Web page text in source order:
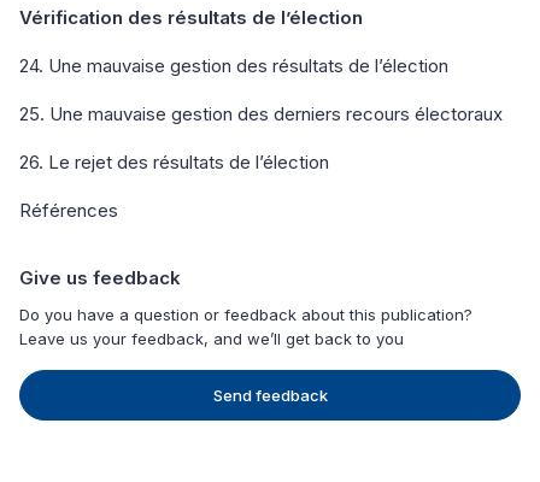
Vérification des résultats de l’élection
24. Une mauvaise gestion des résultats de l’élection
25. Une mauvaise gestion des derniers recours électoraux
26. Le rejet des résultats de l’élection
Références
Give us feedback
Do you have a question or feedback about this publication?
Leave us your feedback, and we’ll get back to you
Send feedback